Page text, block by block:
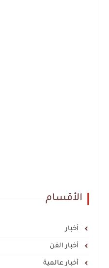
الأقسام
أخبار
أخبار الفن
أخبار عالمية